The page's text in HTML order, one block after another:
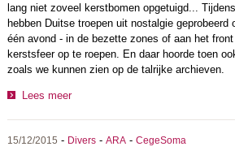
lang niet zoveel kerstbomen opgetuigd...
hebben Duitse troepen uit nostalgie
één avond - in de bezette zones of aan het
kerstsfeer op te roepen. En daar hoorde toen
zoals we kunnen zien op de talrijke archieven.
Lees meer
15/12/2015 - Divers- ARA- CegeSoma